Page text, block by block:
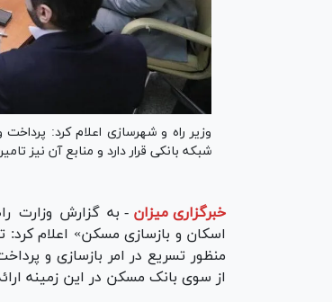
وزیر راه و شهرسازی اعلام کرد:
شبکه بانکی قرار دارد و منابع آن نیز
خبرگزاری میزان - به گزارش وزارت
اسکان و بازسازی مسکن» اعلام کرد:
منظور تسریع در امر بازسازی و
از سوی بانک مسکن در این زمینه